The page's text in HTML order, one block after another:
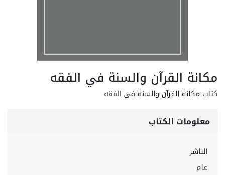
مكانة القرآن والسنة في الفقه
كتاب مكانة القرآن والسنة في الفقه
معلومات الكتاب
الناشر
عام